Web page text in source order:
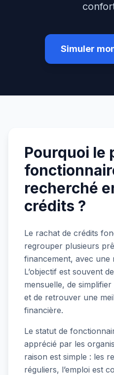
Simuler
Pourquoi le
recherché
crédits ?
Le rachat de crédits
regrouper plusieurs
financement, avec une
L’objectif est souvent
mensuelle, de
et de retrouver une
financière.
Le statut de
apprécié par les
raison est simple : les
réguliers, l’emploi est